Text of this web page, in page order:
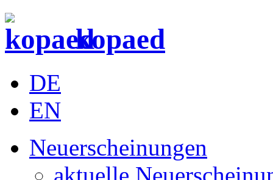
kopaed
DE
EN
Neuerscheinungen
aktuelle